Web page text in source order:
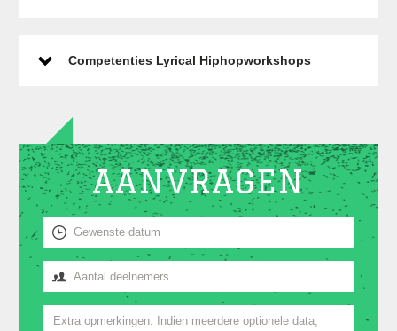
Competenties Lyrical Hiphopworkshops
AANVRAGEN